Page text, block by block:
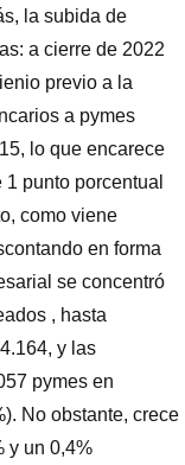
la subida de
a cierre de 2022
previo a la
a pymes
lo que encarece
punto porcentual
como viene
en forma
se concentró
, hasta
y las
pymes en
No obstante, crece
y un 0,4%